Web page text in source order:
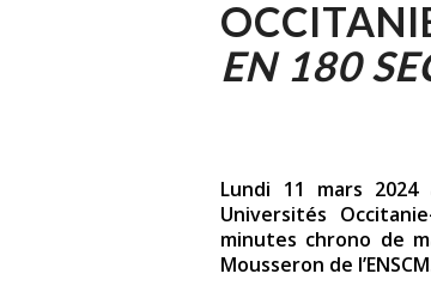
EN 180
Lundi 11 mars
Universités
minutes chrono de
Mousseron de